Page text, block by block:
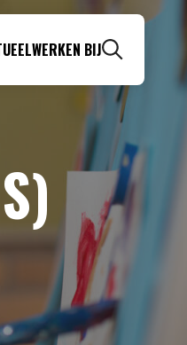
WERKEN BIJ